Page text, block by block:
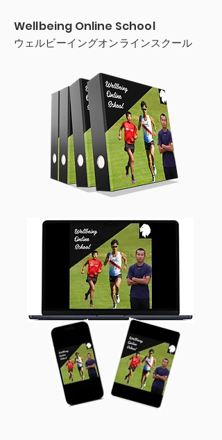
Wellbeing Online School
​ウェルビーイングオンラインスクール